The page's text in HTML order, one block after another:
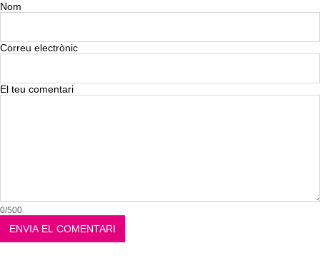
Nom
Correu electrònic
El teu comentari
0/500